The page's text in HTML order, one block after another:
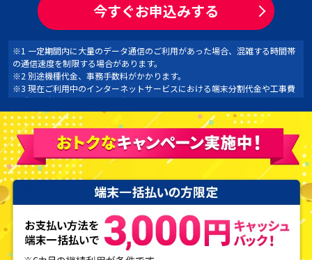
今すぐお申込みする
※1 一定期間内に大量のデータ通信のご利用があった場合、混雑する時間帯
の通信速度を制限する場合があります。
※2 別途機種代金、事務手数料がかかります。
※3 現在ご利用中のインターネットサービスにおける端末分割代金や工事費
の残債は本キャンペーンの対象外になります。
※4 クレジットカード払いをご選択の上、安心サポートワイドとMyBroadサ
ポートの2つのオプションに初回加入いただくことが条件です。オプション
ご加入後、必要ない場合いつでも解約いただけます。